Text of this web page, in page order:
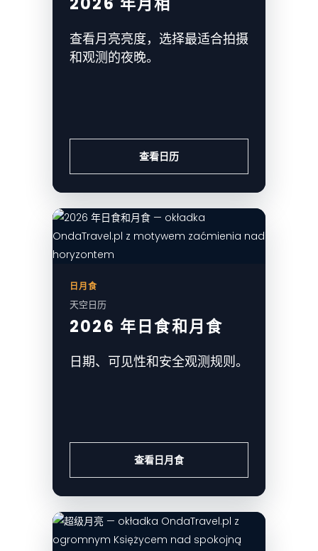
查看月亮亮度，选择最适合拍摄
和观测的夜晚。
查看日历
日月食
天空日历
2026 年日食和月食
日期、可见性和安全观测规则。
查看日月食